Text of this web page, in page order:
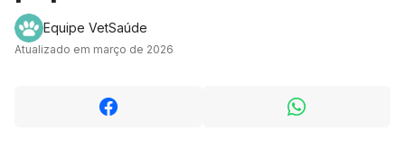
Roedores
Equipe VetSaúde
Atualizado em março de 2026